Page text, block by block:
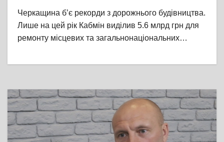
Черкащина б’є рекорди з дорожнього будівництва.
Лише на цей рік Кабмін виділив 5.6 млрд грн для
ремонту місцевих та загальнонаціональних…